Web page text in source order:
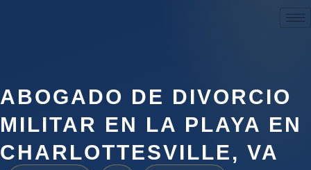
ABOGADO DE DIVORCIO
MILITAR EN LA PLAYA EN
CHARLOTTESVILLE, VA